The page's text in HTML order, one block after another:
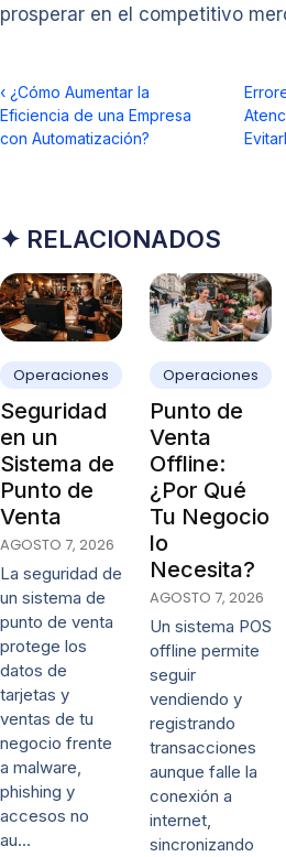
prosperar en el competitivo
‹ ¿Cómo Aumentar la
Eficiencia de una Empresa
con Automatización?
✦ RELACIONADOS
Operaciones
Seguridad
en un
Sistema de
Punto de
Venta
AGOSTO 7, 2026
La seguridad de
un sistema de
punto de venta
protege los
datos de
tarjetas y
ventas de tu
negocio frente
a malware,
phishing y
accesos no
au…
Operaciones
Punto de
Venta
Offline:
¿Por Qué
Tu Negocio
lo
Necesita?
AGOSTO 7, 2026
Un sistema POS
offline permite
seguir
vendiendo y
registrando
transacciones
aunque falle la
conexión a
internet,
sincronizando